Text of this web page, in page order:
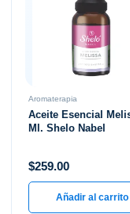
Aromaterapia
Aceite Esencial
Ml. Shelo Nabel
$259.00
Añadir al carrito